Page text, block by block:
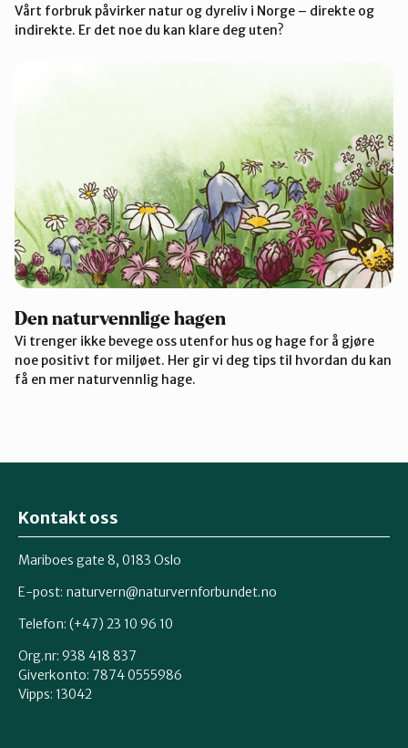
Vårt forbruk påvirker natur og dyreliv i Norge – direkte og
indirekte. Er det noe du kan klare deg uten?
Den naturvennlige hagen
Vi trenger ikke bevege oss utenfor hus og hage for å gjøre
noe positivt for miljøet. Her gir vi deg tips til hvordan du kan
få en mer naturvennlig hage.
Kontakt oss
Mariboes gate 8, 0183 Oslo
E-post: naturvern@naturvernforbundet.no
Telefon: (+47) 23 10 96 10
Org.nr: 938 418 837
Giverkonto: 7874 0555986
Vipps: 13042